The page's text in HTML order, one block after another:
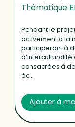
Thématique
Pendant le
activement à la
participeront à
d’interculturalité
consacrées à
éc...
Ajouter à